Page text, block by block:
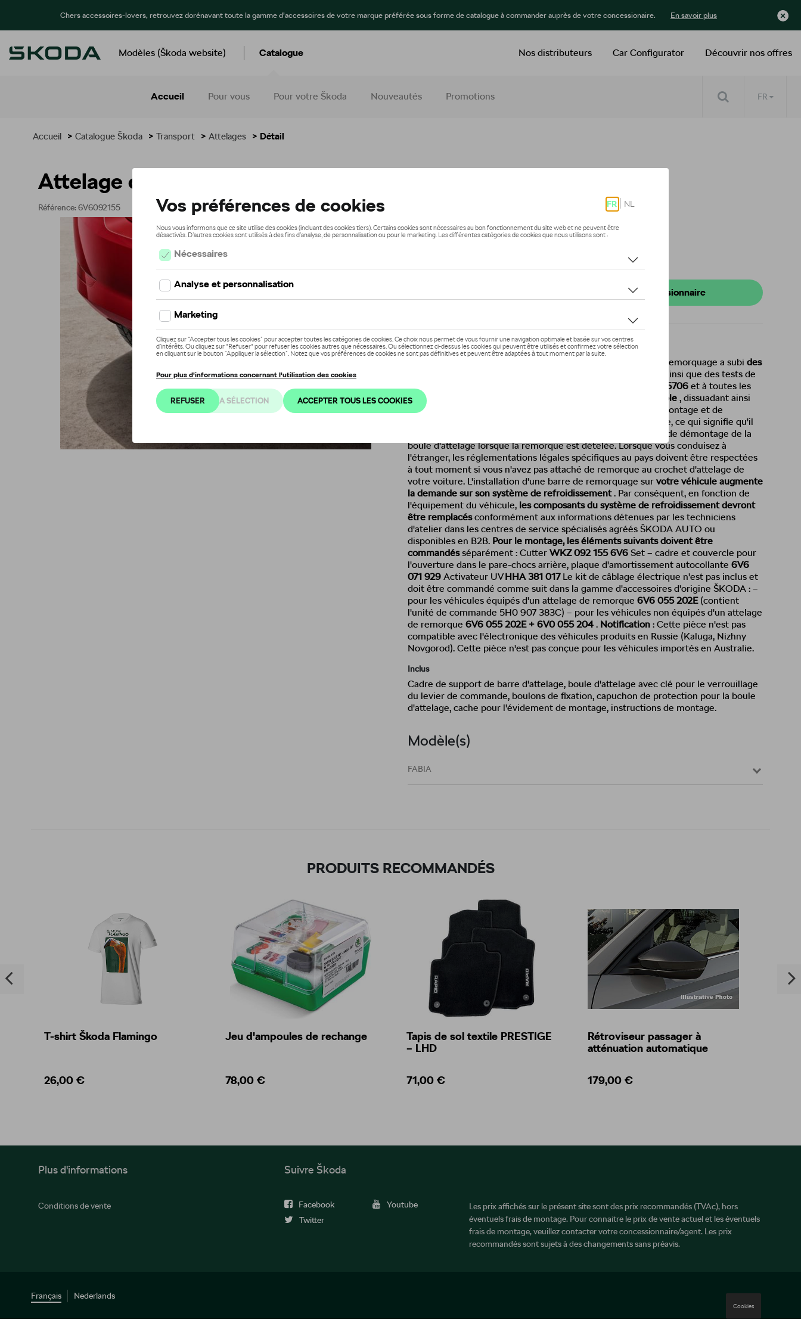
Chers accessoires-lovers, retrouvez dorénavant toute la gamme d’accessoires de votre marque préférée sous forme de catalogue à commander auprès de votre concessionaire. En savoir plus
Modèles (Škoda website) Catalogue
Accueil Pour vous Pour votre Škoda Nouveautés Promotions
Découvrir nos offres
Car Configurator
Nos distributeurs
FR
Accueil > Catalogue Škoda > Transport > Attelages > Détail
Attelage de remorquage - amovible
Référence: 6V6092155
349,00 €
Ce produit n'est actuellement pas de stock
Vérifiez la disponibilité auprès de votre concessionnaire
Description
Fabriquée à partir de matériaux de haute qualité, la barre de remorquage a subi des
de résistance et de résistance à la corrosion, ainsi que des tests de
charge. L'attelage est conforme à l'homologation
E8 55R-01 55706 et à toutes les
réglementations tchèques et internationales. Il est
verrouillable , dissuadant ainsi
les voleurs. Grâce au mécanisme simple et automatique de montage et de
démontage de la boule d'attelage, aucun outil n'est nécessaire, ce qui signifie qu'il
est beaucoup plus simple de répondre aux exigences légales de démontage de la
boule d'attelage lorsque la remorque est dételée. Lorsque vous conduisez à
l'étranger, les réglementations légales spécifiques au pays doivent être respectées
à tout moment si vous n'avez pas attaché de remorque au crochet d'attelage de
votre voiture. L'installation d'une barre de remorquage sur votre véhicule augmente
la demande sur son système de refroidissement. Par conséquent, en fonction de
l'équipement du véhicule, les composants du système de refroidissement devront
être remplacésconformément aux informations détenues par les techniciens
d'atelier dans les centres de service spécialisés agréés ŠKODA AUTO ou
disponibles en B2B. Pour le montage, les éléments suivants doivent être
commandésséparément : Cutter WKZ 092 155 6V6 Set – cadre et couvercle pour
l'ouverture dans le pare-chocs arrière, plaque d'amortissement autocollante 6V6
071 929 Activateur UVHHA 381 017Le kit de câblage électrique n'est pas inclus et
doit être commandé comme suit dans la gamme d'accessoires d'origine ŠKODA : –
pour les véhicules équipés d'un attelage de remorque 6V6 055 202E(contient
l'unité de commande 5H0 907 383C) – pour les véhicules non équipés d'un attelage
de remorque 6V6 055 202E + 6V0 055 204 . Notification : Cette pièce n'est pas
compatible avec l'électronique des véhicules produits en Russie (Kaluga, Nizhny
Novgorod). Cette pièce n'est pas conçue pour les véhicules importés en Australie.
Inclus
Cadre de support de barre d'attelage, boule d'attelage avec clé pour le verrouillage
du levier de commande, boulons de fixation, capuchon de protection pour la boule
d'attelage, cache pour l'évidement de montage, instructions de montage.
Modèle(s)
FABIA
PRODUITS RECOMMANDÉS
T-shirt Škoda Flamingo
26,00 €
Jeu d'ampoules de rechange
78,00 €
Tapis de sol textile PRESTIGE
– LHD
71,00 €
Rétroviseur passager à
atténuation automatique
179,00 €
Plus d'informations
Conditions de vente
Suivre Škoda
Facebook
Youtube
Twitter
Les prix affichés sur le présent site sont des prix recommandés (TVAc), hors
éventuels frais de montage. Pour connaitre le prix de vente actuel et les éventuels
frais de montage, veuillez contacter votre concessionnaire/agent. Les prix
recommandés sont sujets à des changements sans préavis.
Français Nederlands
Cookies